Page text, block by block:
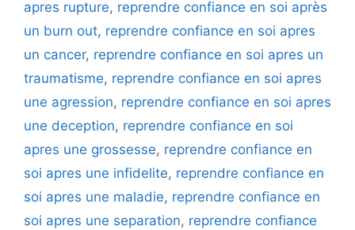
apres rupture, reprendre confiance en soi après
un burn out, reprendre confiance en soi apres
un cancer, reprendre confiance en soi apres un
traumatisme, reprendre confiance en soi apres
une agression, reprendre confiance en soi apres
une deception, reprendre confiance en soi
apres une grossesse, reprendre confiance en
soi apres une infidelite, reprendre confiance en
soi apres une maladie, reprendre confiance en
soi apres une separation, reprendre confiance